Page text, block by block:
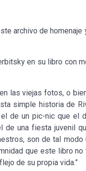
archivo de homenaje
en su libro con
las viejas fotos, o
simple historia de
de un pic-nic que el
de una fiesta juvenil
son de tal modo
que este libro no
de su propia vida.”